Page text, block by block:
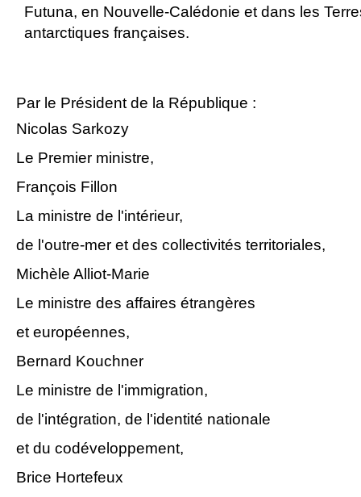
Futuna, en Nouvelle-Calédonie et dans les
antarctiques françaises.
Par le Président de la République :
Nicolas Sarkozy
Le Premier ministre,
François Fillon
La ministre de l'intérieur,
de l'outre-mer et des collectivités territoriales,
Michèle Alliot-Marie
Le ministre des affaires étrangères
et européennes,
Bernard Kouchner
Le ministre de l'immigration,
de l'intégration, de l'identité nationale
et du codéveloppement,
Brice Hortefeux